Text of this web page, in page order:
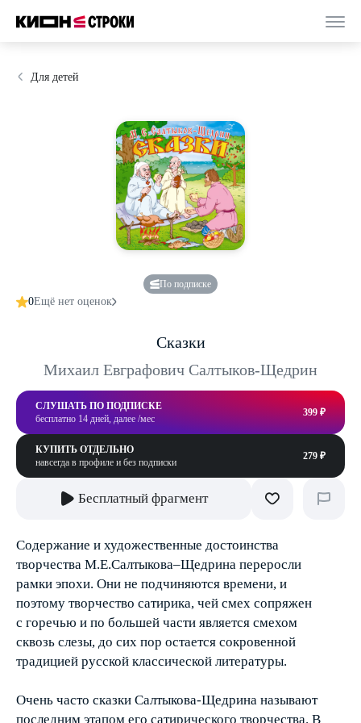
Для детей
По подписке
0Ещё нет оценок
Сказки
Михаил Евграфович Салтыков-Щедрин
СЛУШАТЬ ПО ПОДПИСКЕ
бесплатно 14 дней, далее /мес
399 ₽
КУПИТЬ ОТДЕЛЬНО
навсегда в профиле и без подписки
279 ₽
Бесплатный фрагмент
Содержание и художественные достоинства
творчества М.Е.Салтыкова–Щедрина переросли
рамки эпохи. Они не подчиняются времени, и
поэтому творчество сатирика, чей смех сопряжен
с горечью и по большей части является смехом
сквозь слезы, до сих пор остается сокровенной
традицией русской классической литературы.
Очень часто сказки Салтыкова-Щедрина называют
последним этапом его сатирического творчества. В